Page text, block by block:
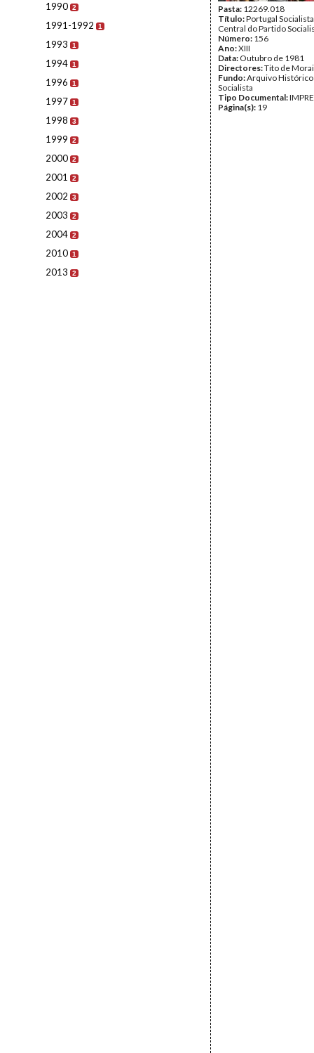
1990 2
1991-1992 1
1993 1
1994 1
1996 1
1997 1
1998 3
1999 2
2000 2
2001 2
2002 3
2003 2
2004 2
2010 1
2013 2
Pasta: 12269.018
Título:Portugal
Central do Partido
Número: 156
Ano:XIII
Data: Outubro de 1981
Directores:Tito de
Fundo:Arquivo
Socialista
Tipo Documental:
Página(s): 19